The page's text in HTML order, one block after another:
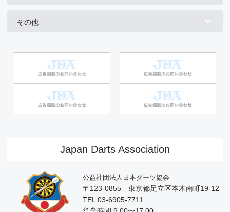
その他
Japan Darts Association
公益社団法人日本ダーツ協会
〒123-0855 東京都足立区本木南町19-12
TEL 03-6905-7711